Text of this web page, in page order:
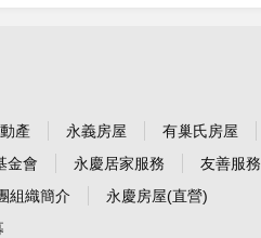
產 永義房屋 有巢氏房屋
金會 永慶居家服務
友善服務
組織簡介
永慶房屋(直營)